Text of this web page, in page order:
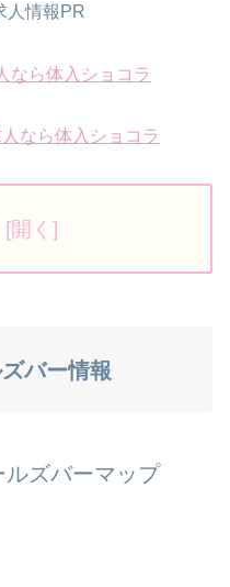
人情報PR
なら体入ショコラ
なら体入ショコラ
バー情報
ズバーマップ